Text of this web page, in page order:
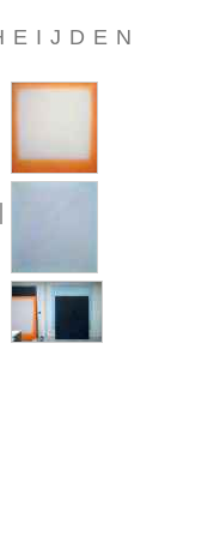
I J D E N